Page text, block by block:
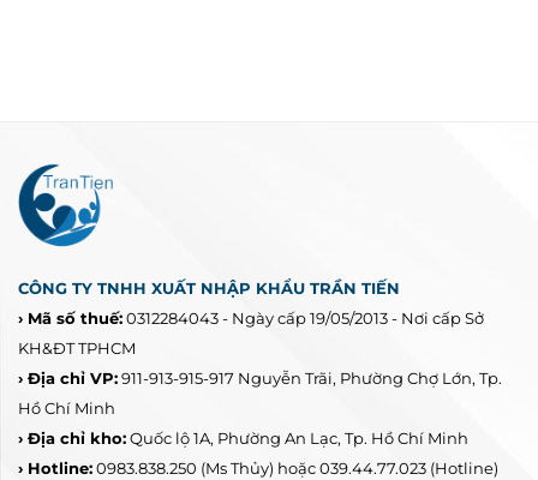
CÔNG TY TNHH XUẤT NHẬP KHẨU TRẦN TIẾN
› Mã số thuế:0312284043 - Ngày cấp 19/05/2013 - Nơi cấp Sở
KH&ĐT TPHCM
› Địa chỉ VP:911-913-915-917 Nguyễn Trãi, Phường Chợ Lớn, Tp.
Hồ Chí Minh
› Địa chỉ kho:Quốc lộ 1A, Phường An Lạc, Tp. Hồ Chí Minh
› Hotline: 0983.838.250 (Ms Thủy) hoặc 039.44.77.023(Hotline)